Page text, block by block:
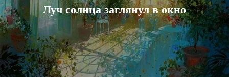
Луч солнца заглянул в окно